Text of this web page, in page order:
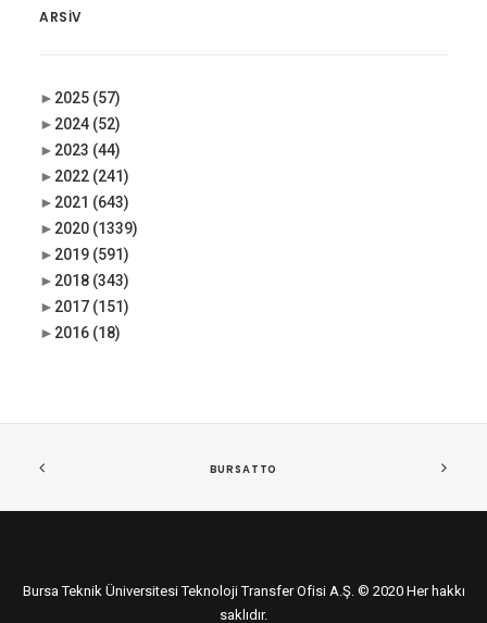
ARSIV
► 2025 (57)
► 2024 (52)
► 2023 (44)
► 2022 (241)
► 2021 (643)
► 2020 (1339)
► 2019 (591)
► 2018 (343)
► 2017 (151)
► 2016 (18)
BURSATTO
Bursa Teknik Üniversitesi Teknoloji Transfer Ofisi A.Ş. © 2020 Her hakkı
saklıdır.